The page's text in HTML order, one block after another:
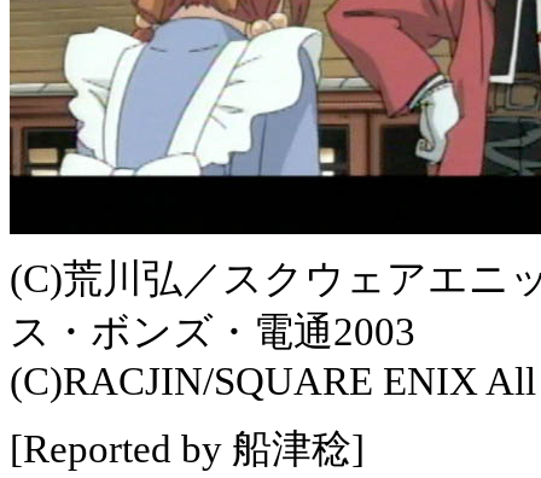
(C)荒川弘／スクウェアエニ
ス・ボンズ・電通2003
(C)RACJIN/SQUARE ENIX All
[Reported by 船津稔]